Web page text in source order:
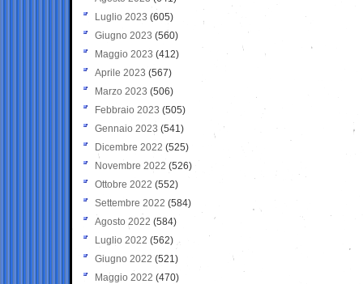
Luglio 2023 (605)
Giugno 2023 (560)
Maggio 2023 (412)
Aprile 2023 (567)
Marzo 2023 (506)
Febbraio 2023 (505)
Gennaio 2023 (541)
Dicembre 2022 (525)
Novembre 2022 (526)
Ottobre 2022 (552)
Settembre 2022 (584)
Agosto 2022 (584)
Luglio 2022 (562)
Giugno 2022 (521)
Maggio 2022 (470)